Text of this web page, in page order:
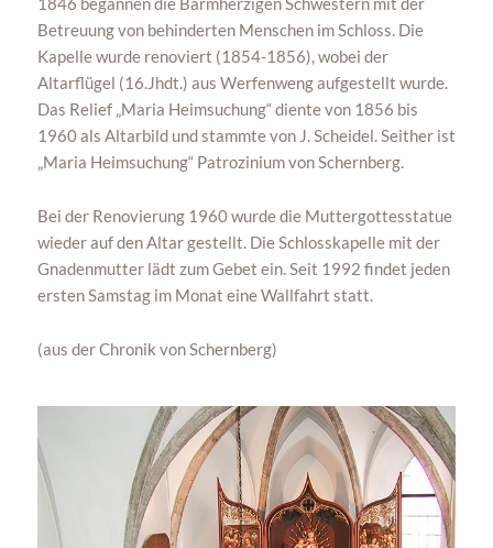
Betreuung von behinderten Menschen im Schloss. Die
Kapelle wurde renoviert (1854-1856), wobei der
Altarflügel (16.Jhdt.) aus Werfenweng aufgestellt wurde.
Das Relief „Maria Heimsuchung“ diente von 1856 bis
1960 als Altarbild und stammte von J. Scheidel. Seither ist
„Maria Heimsuchung“ Patrozinium von Schernberg.
Bei der Renovierung 1960 wurde die Muttergottesstatue
wieder auf den Altar gestellt. Die Schlosskapelle mit der
Gnadenmutter lädt zum Gebet ein. Seit 1992 findet jeden
ersten Samstag im Monat eine Wallfahrt statt.
(aus der Chronik von Schernberg)